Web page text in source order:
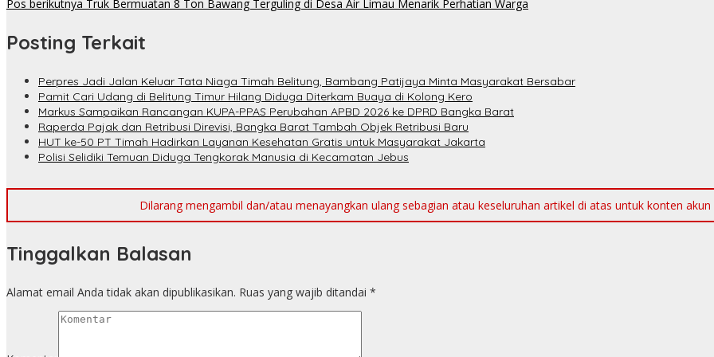
Pos berikutnya Truk Bermuatan 8 Ton Bawang Terguling di Desa Air Limau Menarik Perhatian Warga
Posting Terkait
Perpres Jadi Jalan Keluar Tata Niaga Timah Belitung, Bambang Patijaya Minta Masyarakat Bersabar
Pamit Cari Udang di Belitung Timur Hilang Diduga Diterkam Buaya di Kolong Kero
Markus Sampaikan Rancangan KUPA-PPAS Perubahan APBD 2026 ke DPRD Bangka Barat
Raperda Pajak dan Retribusi Direvisi, Bangka Barat Tambah Objek Retribusi Baru
HUT ke-50 PT Timah Hadirkan Layanan Kesehatan Gratis untuk Masyarakat Jakarta
Polisi Selidiki Temuan Diduga Tengkorak Manusia di Kecamatan Jebus
Dilarang mengambil dan/atau menayangkan ulang sebagian atau keseluruhan artikel di atas untuk konten
Tinggalkan Balasan
Alamat email Anda tidak akan dipublikasikan. Ruas yang wajib ditandai *